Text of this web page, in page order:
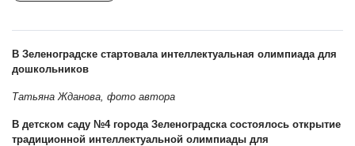
В Зеленоградске стартовала интеллектуальная олимпиада для
дошкольников
Татьяна Жданова, фото автора
В детском саду №4 города Зеленоградска состоялось открытие
традиционной интеллектуальной олимпиады для